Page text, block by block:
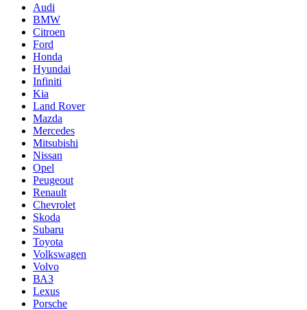
Audi
BMW
Citroen
Ford
Honda
Hyundai
Infiniti
Kia
Land Rover
Mazda
Mercedes
Mitsubishi
Nissan
Opel
Peugeout
Renault
Chevrolet
Skoda
Subaru
Toyota
Volkswagen
Volvo
ВАЗ
Lexus
Porsche